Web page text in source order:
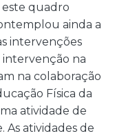
quadro
ainda a
intervenções
intervenção na
na colaboração
Física da
atividade de
atividades de